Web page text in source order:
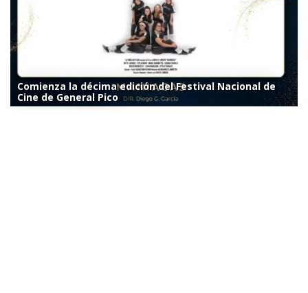
Comienza la décima edición del Festival Nacional de
Cine de General Pico